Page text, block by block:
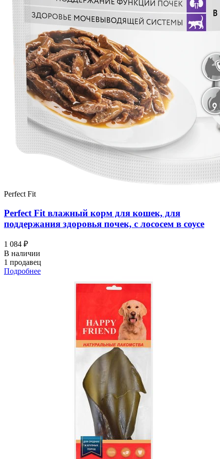
Perfect Fit
Perfect Fit влажный корм для кошек, для
поддержания здоровья почек, с лососем в соусе
1 084 ₽
В наличии
1 продавец
Подробнее